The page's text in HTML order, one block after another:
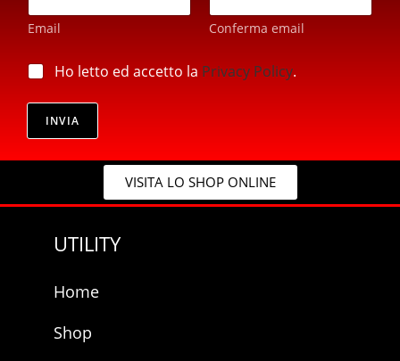
a
i
*
Email Conferma email
p
i
a
c
p
r
i
a
Ho letto ed accetto la Privacy Policy.
INVIA
VISITA LO SHOP ONLINE
UTILITY
Home
Shop